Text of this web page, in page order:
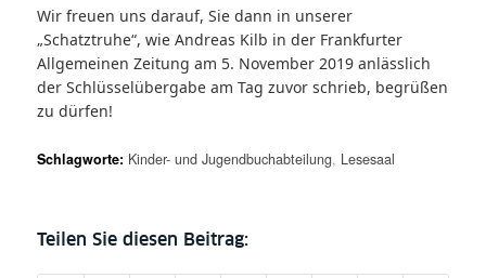
Wir freuen uns darauf, Sie dann in unserer
„Schatztruhe“, wie Andreas Kilb in der Frankfurter
Allgemeinen Zeitung am 5. November 2019 anlässlich
der Schlüsselübergabe am Tag zuvor schrieb, begrüßen
zu dürfen!
Schlagworte: Kinder- und Jugendbuchabteilung, Lesesaal